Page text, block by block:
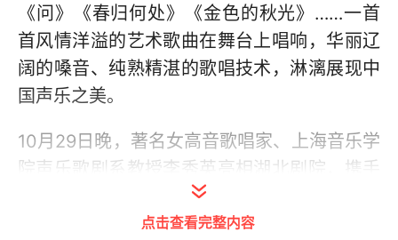
《问》《春归何处》《金色的秋光》……一首
首风情洋溢的艺术歌曲在舞台上唱响，华丽辽
阔的嗓音、纯熟精湛的歌唱技术，淋漓展现中
国声乐之美。
10月29日晚，著名女高音歌唱家、上海音乐学
院声乐歌剧系教授李秀英亮相湖北剧院，携手
民族音乐学家刘红、钢琴演奏家冯佳音和上海
音乐学院声乐歌剧系优秀学生刘哲、邵瀚锋、
点击查看完整内容